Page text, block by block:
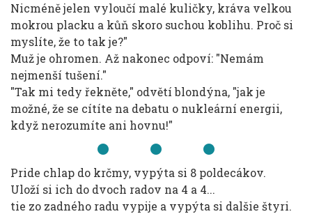
Nicméně jelen vyloučí malé kuličky, kráva velkou
mokrou placku a kůň skoro suchou koblihu. Proč si
myslíte, že to tak je?"
Muž je ohromen. Až nakonec odpoví: "Nemám
nejmenší tušení."
"Tak mi tedy řekněte," odvětí blondýna, "jak je
možné, že se cítíte na debatu o nukleární energii,
když nerozumíte ani hovnu!"
Pride chlap do krčmy, vypýta si 8 poldecákov.
Uloží si ich do dvoch radov na 4 a 4...
tie zo zadného radu vypije a vypýta si dalšie štyri.